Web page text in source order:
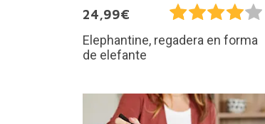
24,99€
Elephantine, regadera en forma
de elefante